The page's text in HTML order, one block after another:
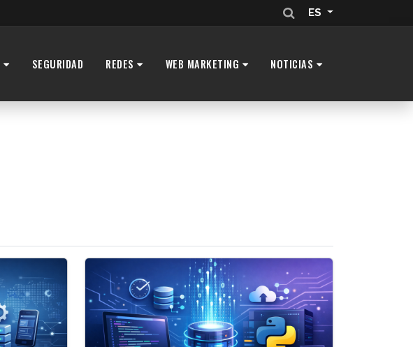
ES
SEGURIDAD REDES WEB MARKETING NOTICIAS